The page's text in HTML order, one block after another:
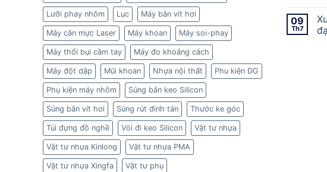
Lưỡi phay nhôm Lục Máy bắn vít hơi
Máy cân mực Laser Máy khoan Máy soi-phay
Máy thổi bụi cầm tay Máy đo khoảng cách
Máy đột dập Mũi khoan Nhựa nội thất Phu kiện DG
Phụ kiện máy nhôm Súng bắn keo Silicon
Súng bắn vít hơi Súng rút đinh tán Thước ke góc
Túi đựng đồ nghề Vòi đi keo Silicon Vật tư nhựa
Vật tư nhựa Kinlong Vật tư nhựa PMA
Vật tư nhựa Xingfa Vật tư phụ
09
Th7